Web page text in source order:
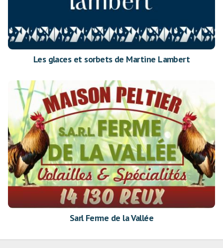
Les glaces et sorbets de Martine Lambert
Sarl Ferme de la Vallée